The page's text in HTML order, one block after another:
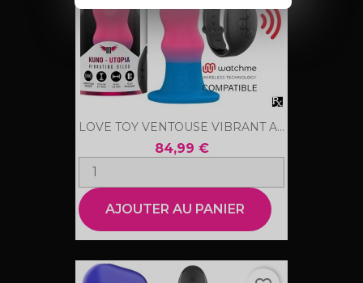
LOVE TOY VENTOUSE VIBRANT A...
84,99 €
AJOUTER AU PANIER